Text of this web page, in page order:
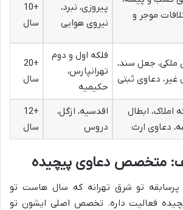
موجر و
پیروزی، نبرد،
نیروی هوایی
+10
سال
ملکی، جعل سند،
دعاوی ثبتی
فلکه اول و دوم
تهرانپارس،
حکیمیه
+20
سال
املاک، ابطال
دعاوی ارث
اقدسیه، ازگل،
دروس
+12
سال
متخصص دعاوی پیچیده
پرسابقه تو شرق تهرانه که سال هاست تو
فعالیت داره. تخصص اصلی ایشون تو